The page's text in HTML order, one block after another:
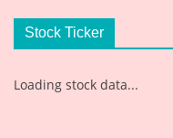
Stock Ticker
Loading stock data...